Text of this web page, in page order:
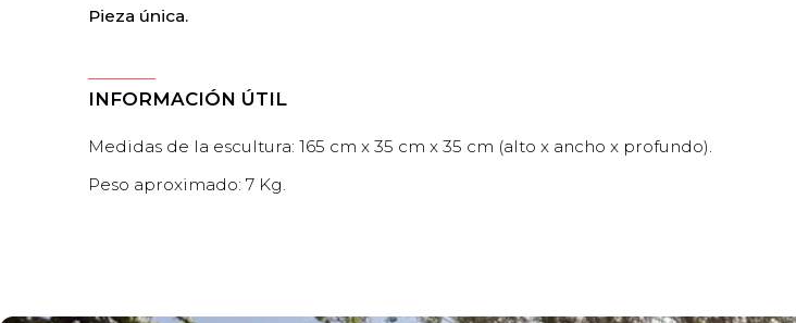
Pieza única.
INFORMACIÓN ÚTIL
Medidas de la escultura: 165 cm x 35 cm x 35 cm (alto x ancho x profundo).
Peso aproximado: 7 Kg.